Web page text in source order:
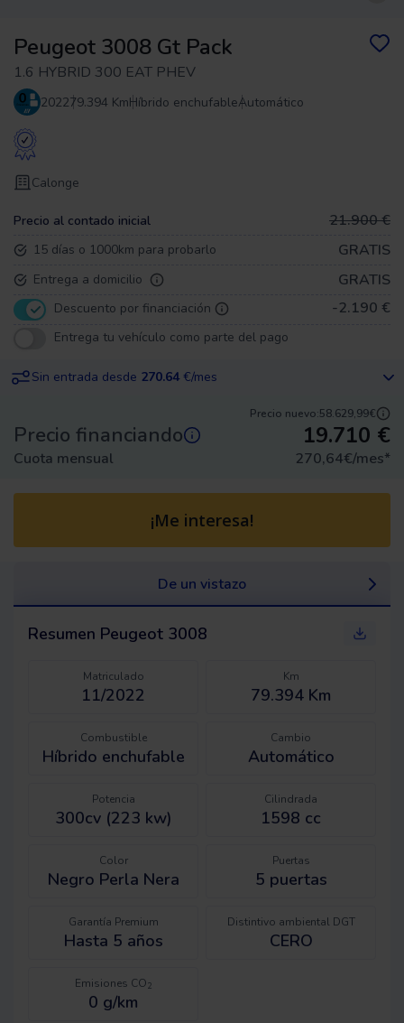
Peugeot 3008 Gt Pack
1.6 HYBRID 300 EAT PHEV
202279.394 KmHíbrido enchufableAutomático
Calonge
Precio al contado inicial 21.900 €
15 días o 1000km para probarlo GRATIS
Entrega a domicilio GRATIS
Descuento por financiación -2.190 €
Entrega tu vehículo como parte del pago
Sin entrada desde 270.64 €/mes
Precio nuevo:58.629,99€
Precio financiando 19.710 €
Cuota mensual 270,64€/mes*
¡Me interesa!
De un vistazo
Resumen Peugeot 3008
Matriculado
11/2022
Km
79.394 Km
Combustible
Híbrido enchufable
Cambio
Automático
Potencia
300cv (223 kw)
Cilindrada
1598 cc
Color
Negro Perla Nera
Puertas
5 puertas
Garantía Premium
Hasta 5 años
Distintivo ambiental DGT
CERO
Emisiones CO2
0 g/km